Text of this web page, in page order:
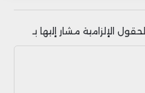
الحقول الإلزامية مشار إليها بـ